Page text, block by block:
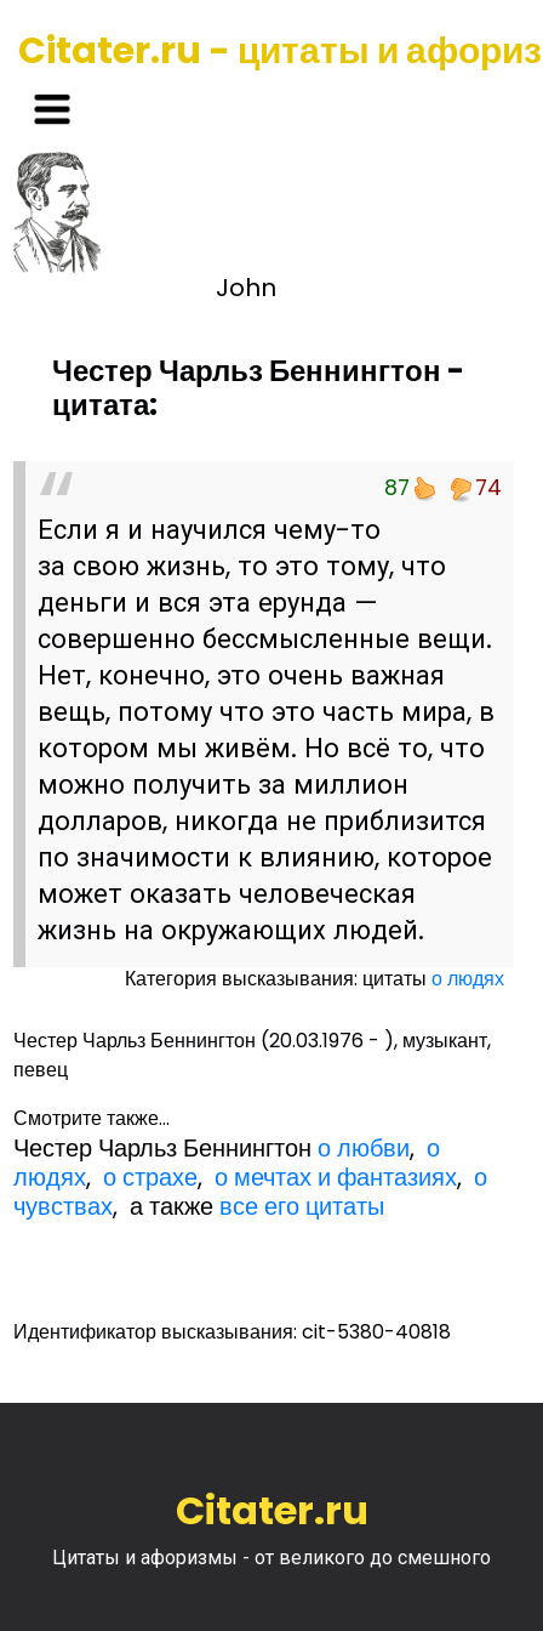
Citater.ru - цитаты и
John
Честер Чарльз Беннингтон -
цитата:
87 74
Если я и научился чему-то
за свою жизнь, то это тому, что
деньги и вся эта ерунда —
совершенно бессмысленные вещи.
Нет, конечно, это очень важная
вещь, потому что это часть мира, в
котором мы живём. Но всё то, что
можно получить за миллион
долларов, никогда не приблизится
по значимости к влиянию, которое
может оказать человеческая
жизнь на окружающих людей.
Категория высказывания: цитатыо людях
Честер Чарльз Беннингтон (20.03.1976 - ), музыкант,
певец
Смотрите также...
Честер Чарльз Беннингтоно любви,о
людях,о страхе,о мечтах и фантазиях,о
чувствах, а также все его цитаты
Идентификатор высказывания: cit-5380-40818
Citater.ru
Цитаты и афоризмы - от великого до смешного